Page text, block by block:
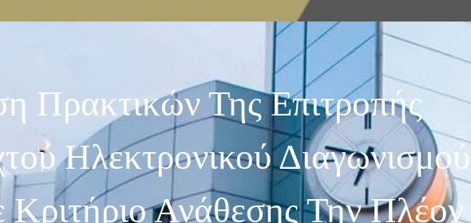
Πρακτικών Της Επιτροπής
Ηλεκτρονικού Διαγωνισμού
Ανάθεσης Την Πλέον